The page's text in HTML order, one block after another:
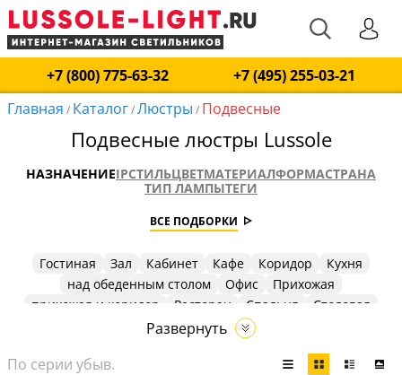
+7 (800) 775-63-32
+7 (495) 255-03-21
Главная / Каталог/Люстры / Подвесные
Подвесные люстры Lussole
НАЗНАЧЕНИЕIPСТИЛЬЦВЕТМАТЕРИАЛФОРМАСТРАНА
ТИП ЛАМПЫТЕГИ
ВСЕ ПОДБОРКИ
Гостиная Зал Кабинет Кафе Коридор
Кухня
над обеденным столом
Офис
Прихожая
прихожая и коридор
Ресторан Спальня
Столовая
Холл
Развернуть